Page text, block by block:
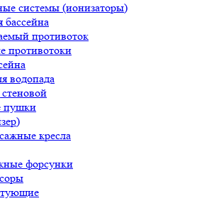
системы (ионизаторы)
бассейна
противоток
противотоки
водопада
пушки
кресла
форсунки